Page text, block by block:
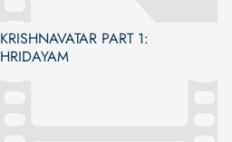
KRISHNAVATAR PART 1:
HRIDAYAM